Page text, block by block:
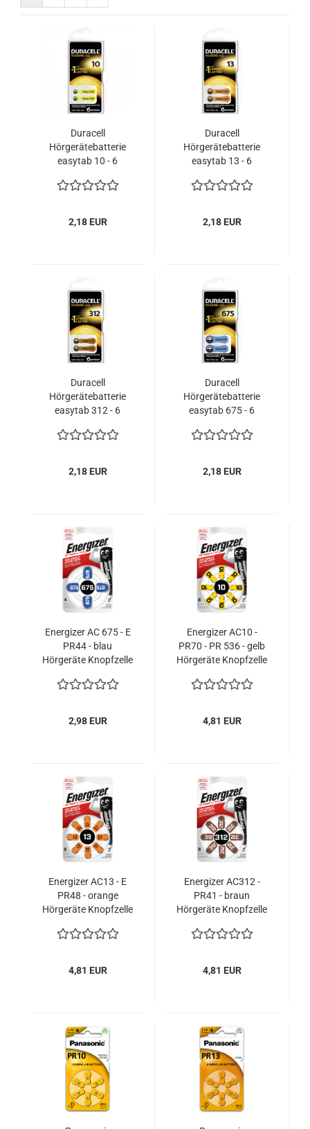
Duracell
Hörgerätebatterie
easytab 10 - 6
2,18 EUR
Duracell
Hörgerätebatterie
easytab 13 - 6
2,18 EUR
Duracell
Hörgerätebatterie
easytab 312 - 6
2,18 EUR
Duracell
Hörgerätebatterie
easytab 675 - 6
2,18 EUR
Energizer AC 675 - E
PR44 - blau
Hörgeräte Knopfzelle
2,98 EUR
Energizer AC10 -
PR70 - PR 536 - gelb
Hörgeräte Knopfzelle
4,81 EUR
Energizer AC13 - E
PR48 - orange
Hörgeräte Knopfzelle
4,81 EUR
Energizer AC312 -
PR41 - braun
Hörgeräte Knopfzelle
4,81 EUR